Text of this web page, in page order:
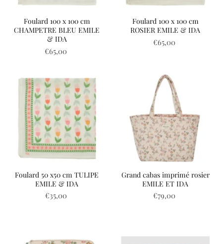
Foulard 100 x 100 cm
CHAMPETRE BLEU EMILE
& IDA
€65,00
Foulard 100 x 100 cm
ROSIER EMILE & IDA
€65,00
Foulard 50 x50 cm TULIPE
EMILE & IDA
€35,00
Grand cabas imprimé rosier
EMILE ET IDA
€79,00